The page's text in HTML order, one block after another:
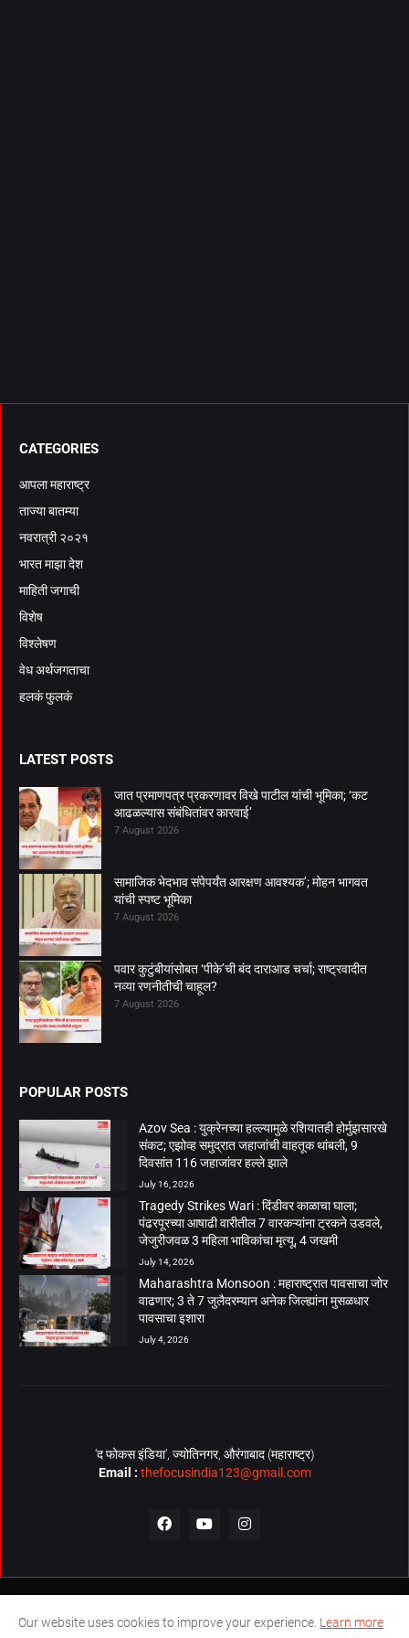
CATEGORIES
आपला महाराष्ट्र
ताज्या बातम्या
नवरात्री २०२१
भारत माझा देश
माहिती जगाची
विशेष
विश्लेषण
वेध अर्थजगताचा
हलकं फुलकं
LATEST POSTS
जात प्रमाणपत्र प्रकरणावर विखे पाटील यांची भूमिका; ‘कट
आढळल्यास संबंधितांवर कारवाई’
7 August 2026
सामाजिक भेदभाव संपेपर्यंत आरक्षण आवश्यक’; मोहन भागवत
यांची स्पष्ट भूमिका
7 August 2026
पवार कुटुंबीयांसोबत ‘पीके’ची बंद दाराआड चर्चा; राष्ट्रवादीत
नव्या रणनीतीची चाहूल?
7 August 2026
POPULAR POSTS
Azov Sea : युक्रेनच्या हल्ल्यामुळे रशियातही होर्मुझसारखे
संकट; एझोव्ह समुद्रात जहाजांची वाहतूक थांबली, 9
दिवसांत 116 जहाजांवर हल्ले झाले
July 16, 2026
Tragedy Strikes Wari : दिंडीवर काळाचा घाला;
पंढरपूरच्या आषाढी वारीतील 7 वारकऱ्यांना ट्रकने उडवले,
जेजुरीजवळ 3 महिला भाविकांचा मृत्यू, 4 जखमी
July 14, 2026
Maharashtra Monsoon : महाराष्ट्रात पावसाचा जोर
वाढणार; 3 ते 7 जुलैदरम्यान अनेक जिल्ह्यांना मुसळधार
पावसाचा इशारा
July 4, 2026
‘द फोकस इंडिया’, ज्योतिनगर, औरंगाबाद (महाराष्ट्र)
Email : thefocusindia123@gmail.com
About Us Contact Us The Focus India Policy
Our website uses cookies to improve your experience. Learn more